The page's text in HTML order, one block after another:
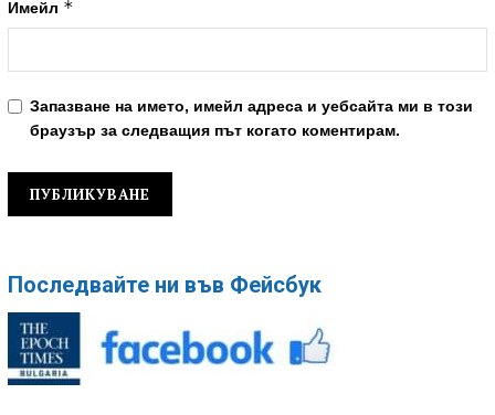
Имейл *
Запазване на името, имейл адреса и уебсайта ми в този
браузър за следващия път когато коментирам.
Последвайте ни във Фейсбук